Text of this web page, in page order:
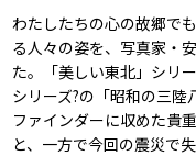
わたしたちの心の故郷で
る人々の姿を、写真家・
た。「美しい東北」シリ
シリーズ?の「昭和の三陸
ファインダーに収めた貴
と、一方で今回の震災で